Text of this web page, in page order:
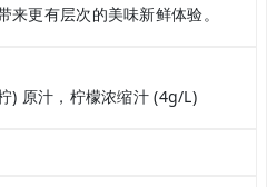
更有层次的美味新鲜体验。
) 原汁，柠檬浓缩汁 (4g/L)